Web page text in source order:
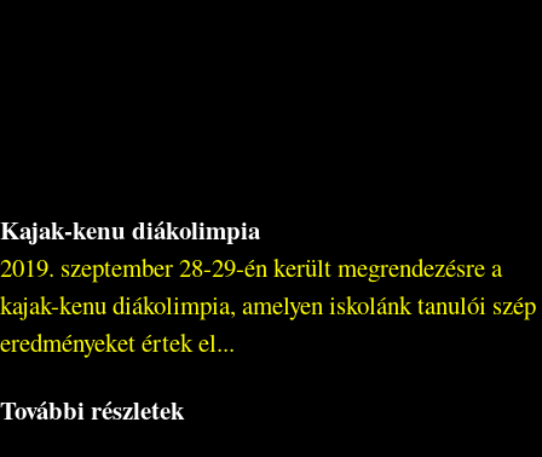
Kajak-kenu diákolimpia
2019. szeptember 28-29-én került megrendezésre a
kajak-kenu diákolimpia, amelyen iskolánk tanulói szép
eredményeket értek el...
További részletek